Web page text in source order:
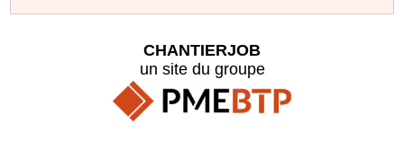
CHANTIERJOB
un site du groupe